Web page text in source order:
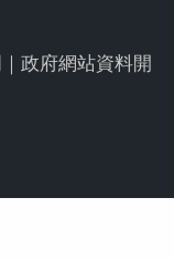
｜ 政府網站資料開